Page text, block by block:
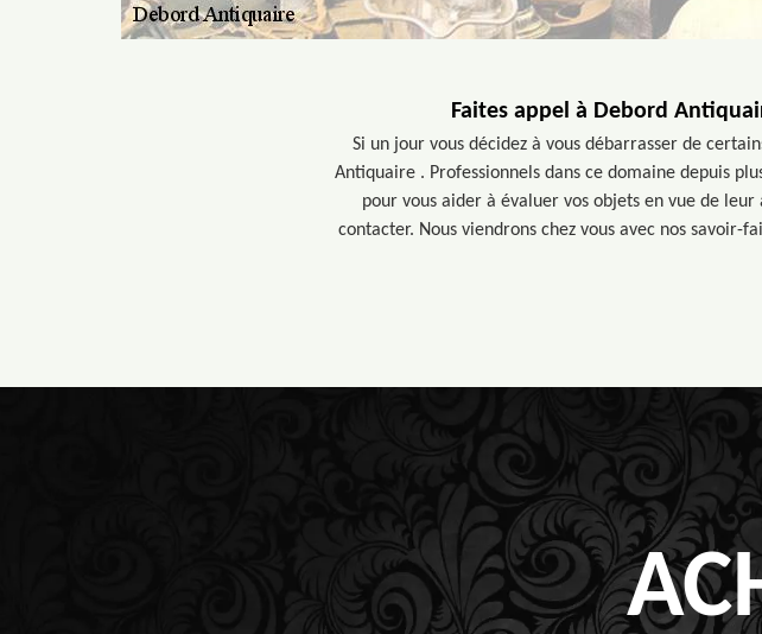
Faites appel à Debord
Si un jour vous décidez à vous débarrasser de
Antiquaire . Professionnels dans ce domaine depuis
pour vous aider à évaluer vos objets en vue de
contacter. Nous viendrons chez vous avec nos